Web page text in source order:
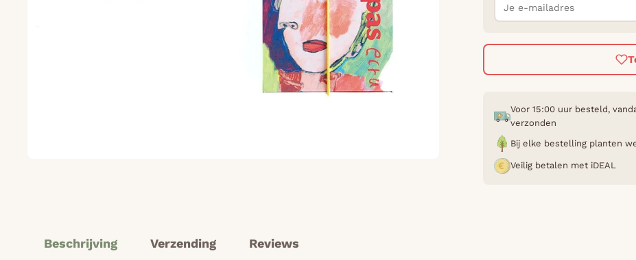
Voor 15:00 uur besteld,
verzonden
Bij elke bestelling planten
Veilig betalen met iDEAL
Beschrijving Verzending Reviews